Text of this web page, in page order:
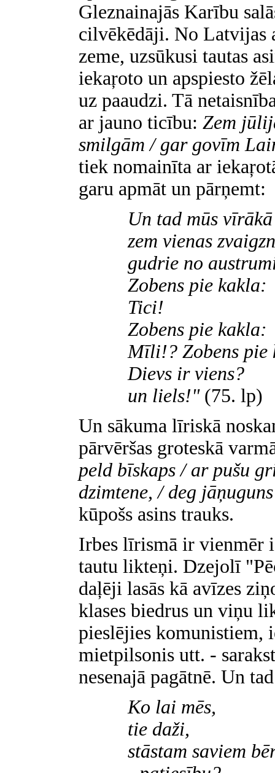
Gleznainajās Karību
cilvēkēdāji. No Latvijas
zeme, uzsūkusi tautas
iekaŗoto un apspiesto
uz paaudzi. Tā
ar jauno ticību: Zem
smilgām / gar govīm
tiek nomainīta ar
garu apmāt un pārņemt:
Un tad mūs
zem vienas
gudrie no
Zobens pie kakla:
Tici!
Zobens pie kakla:
Mīli!? Zobens pie
Dievs ir viens?
un liels!" (75. lp)
Un sākuma līriskā
pārvēršas groteskā
peld bīskaps / ar pušu
dzimtene, / deg
kūpošs asins trauks.
Irbes līrismā ir vienmēr
tautu likteņi. Dzejolī
daļēji lasās kā avīzes
klases biedrus un viņu
pieslējies komunistiem,
mietpilsonis utt. -
nesenajā pagātnē. Un
Ko lai mēs,
tie daži,
stāstam saviem